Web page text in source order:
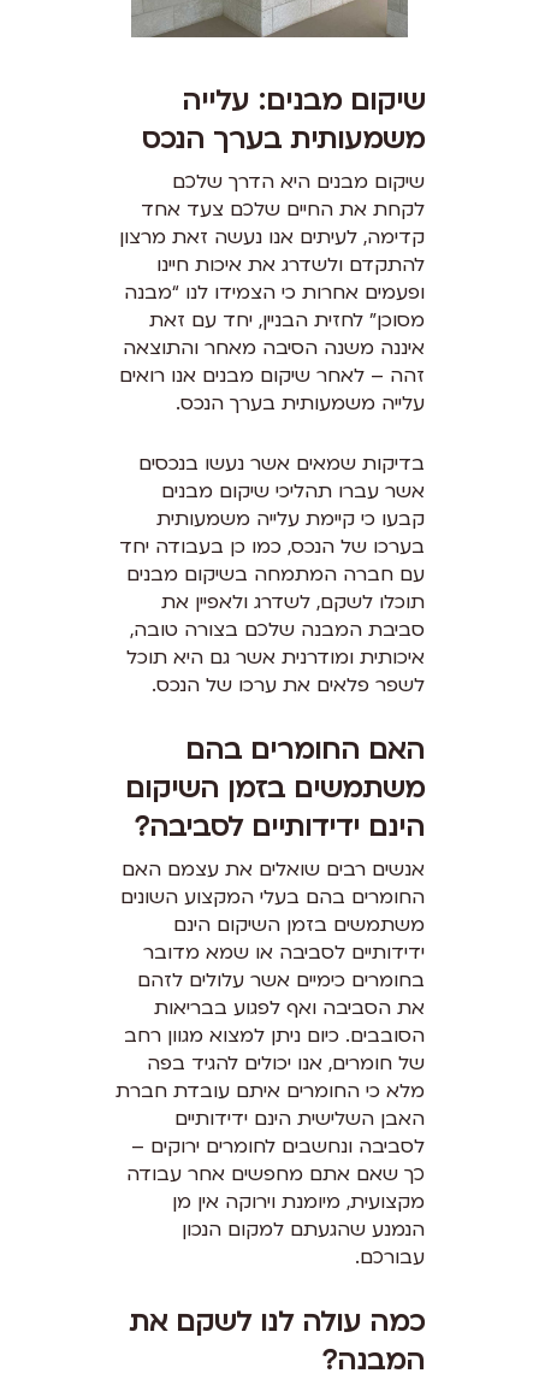
שיקום מבנים: עלייה
משמעותית בערך הנכס
שיקום מבנים היא הדרך שלכם
לקחת את החיים שלכם צעד אחד
קדימה, לעיתים אנו נעשה זאת מרצון
להתקדם ולשדרג את איכות חיינו
ופעמים אחרות כי הצמידו לנו “מבנה
מסוכן” לחזית הבניין, יחד עם זאת
איננה משנה הסיבה מאחר והתוצאה
זהה – לאחר שיקום מבנים אנו רואים
עלייה משמעותית בערך הנכס.
בדיקות שמאים אשר נעשו בנכסים
אשר עברו תהליכי שיקום מבנים
קבעו כי קיימת עלייה משמעותית
בערכו של הנכס, כמו כן בעבודה יחד
עם חברה המתמחה בשיקום מבנים
תוכלו לשקם, לשדרג ולאפיין את
סביבת המבנה שלכם בצורה טובה,
איכותית ומודרנית אשר גם היא תוכל
לשפר פלאים את ערכו של הנכס.
האם החומרים בהם
משתמשים בזמן השיקום
הינם ידידותיים לסביבה?
אנשים רבים שואלים את עצמם האם
החומרים בהם בעלי המקצוע השונים
משתמשים בזמן השיקום הינם
ידידותיים לסביבה או שמא מדובר
בחומרים כימיים אשר עלולים לזהם
את הסביבה ואף לפגוע בבריאות
הסובבים. כיום ניתן למצוא מגוון רחב
של חומרים, אנו יכולים להגיד בפה
מלא כי החומרים איתם עובדת חברת
האבן השלישית הינם ידידותיים
לסביבה ונחשבים לחומרים ירוקים –
כך שאם אתם מחפשים אחר עבודה
מקצועית, מיומנת וירוקה אין מן
הנמנע שהגעתם למקום הנכון
עבורכם.
כמה עולה לנו לשקם את
המבנה?